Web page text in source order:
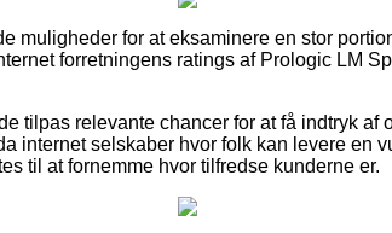
muligheder for at eksaminere en stor
forretningens ratings af Prologic LM
tilpas relevante chancer for at få indtryk af
internet selskaber hvor folk kan levere en
til at fornemme hvor tilfredse kunderne er.